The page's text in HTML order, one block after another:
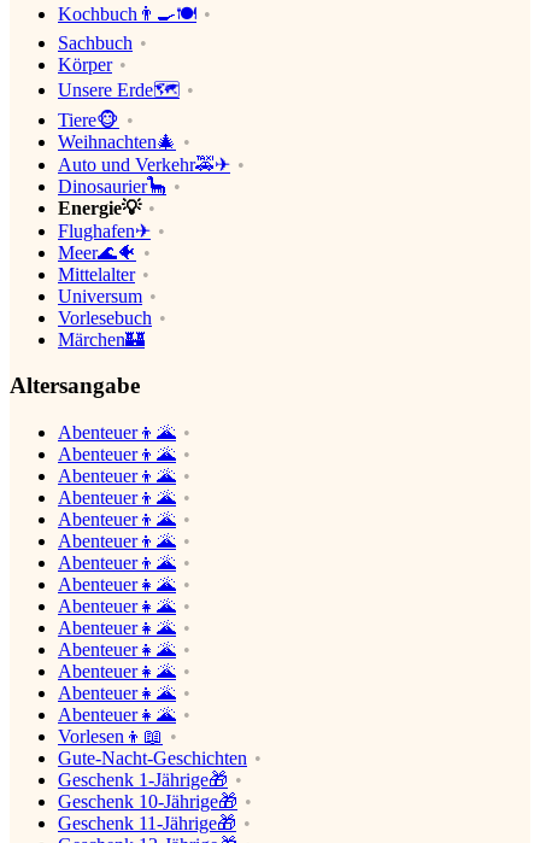
Kochbuch👨‍🍳🍽
Sachbuch
Körper
Unsere Erde🗺
Tiere🐵
Weihnachten🎄
Auto und Verkehr🚕✈
Dinosaurier🦕
Energie💡
Flughafen✈
Meer🌊🐠
Mittelalter
Universum
Vorlesebuch
Märchen🏰
Altersangabe
Abenteuer👦🌋
Abenteuer👦🌋
Abenteuer👦🌋
Abenteuer👦🌋
Abenteuer👦🌋
Abenteuer👦🌋
Abenteuer👦🌋
Abenteuer👧🌋
Abenteuer👧🌋
Abenteuer👧🌋
Abenteuer👧🌋
Abenteuer👧🌋
Abenteuer👧🌋
Abenteuer👧🌋
Vorlesen👦📖
Gute-Nacht-Geschichten
Geschenk 1-Jährige🎁
Geschenk 10-Jährige🎁
Geschenk 11-Jährige🎁